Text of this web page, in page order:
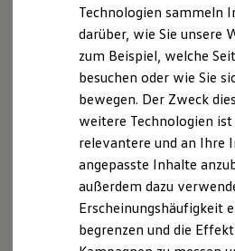
Nachhaltigkeit
Technologie
Kosten und Kauf
Verbrauchskosten
Kaufoptionen
E-Auto-Förderung
Software und
Die ID. Software 6
ID. Software
Digitale Extras
Schnittstellen zu
Marke und Erlebnis
Volkswagen R und R
R-Modelle
, 1 von 4 , 2 von 4 , 3 von
Technologien sammeln
darüber, wie Sie unsere
zum Beispiel, welche
besuchen oder wie Sie
bewegen. Der Zweck
weitere Technologien
relevantere und an Ihre
angepasste Inhalte
außerdem dazu
Erscheinungshäufigkeit
begrenzen und die